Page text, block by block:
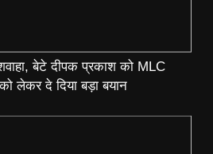
बेटे दीपक प्रकाश को MLC
लेकर दे दिया बड़ा बयान